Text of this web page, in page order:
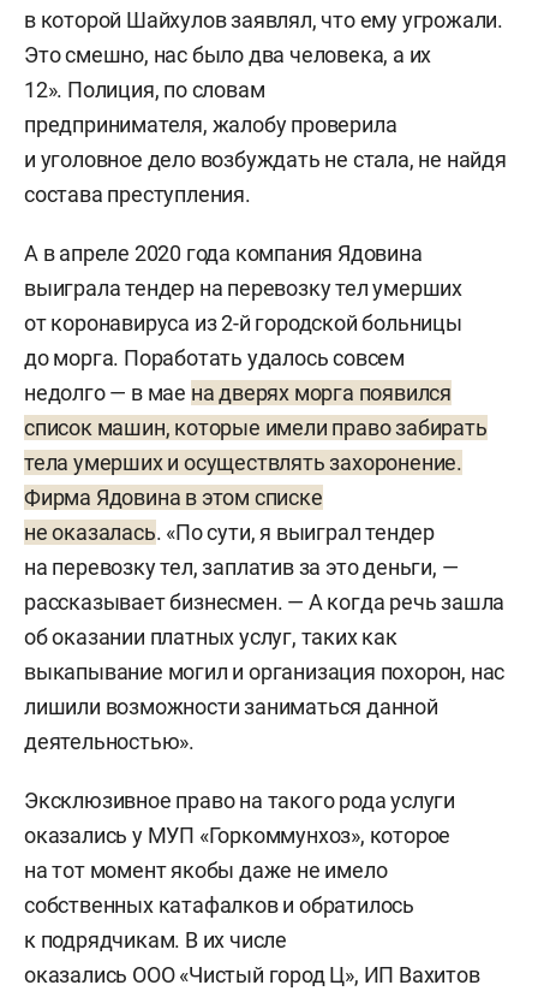
в которой Шайхулов заявлял, что ему угрожали.
Это смешно, нас было два человека, а их
12». Полиция, по словам
предпринимателя, жалобу проверила
и уголовное дело возбуждать не стала, не найдя
состава преступления.
А в апреле 2020 года компания Ядовина
выиграла тендер на перевозку тел умерших
от коронавируса из 2-й городской больницы
до морга. Поработать удалось совсем
недолго — в мае на дверях морга появился
список машин, которые имели право забирать
тела умерших и осуществлять захоронение.
Фирма Ядовина в этом списке
не оказалась. «По сути, я выиграл тендер
на перевозку тел, заплатив за это деньги, —
рассказывает бизнесмен. — А когда речь зашла
об оказании платных услуг, таких как
выкапывание могил и организация похорон, нас
лишили возможности заниматься данной
деятельностью».
Эксклюзивное право на такого рода услуги
оказались у МУП «Горкоммунхоз», которое
на тот момент якобы даже не имело
собственных катафалков и обратилось
к подрядчикам. В их числе
оказались ООО «Чистый город Ц», ИП Вахитов